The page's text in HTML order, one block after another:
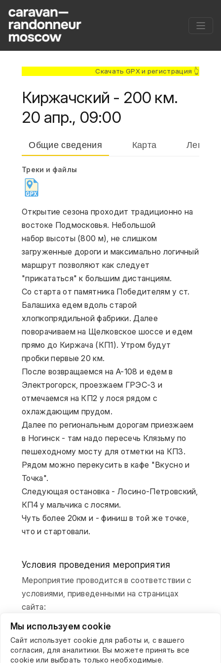
Скачать GPX и регистрация 👆
Киржачский - 200 км.
20 апр., 09:00
Общие сведения Карта
Треки и файлы
Открытие сезона проходит традиционно на
востоке Подмосковья. Небольшой
набор высоты (800 м), не слишком
загруженные дороги и максимально логичный
маршрут позволяют как следует
"прикататься" к большим дистанциям.
Со старта от памятника Победителям у ст.
Балашиха едем вдоль старой
хлопкопрядильной фабрики. Далее
поворачиваем на Щелковское шоссе и едем
прямо до Киржача (КП1). Утром будут
пробки первые 20 км.
После возвращаемся на А-108 и едем в
Электрогорск, проезжаем ГРЭС-3 и
отмечаемся на КП2 у лося рядом с
охлаждающим прудом.
Далее по региональным дорогам приезжаем
в Ногинск - там надо пересечь Клязьму по
пешеходному мосту для отметки на КП3.
Рядом можно перекусить в кафе "Вкусно и
Точка".
Следующая остановка - Лосино-Петровский,
КП4 у мальчика с лосями.
Чуть более 20км и - финиш в той же точке,
что и стартовали.
Условия проведения мероприятия
Мероприятие проводится в соответствии с
условиями, приведенными на страницах
сайта:
О клубе
Регистрация на заезд
Прохождение КП
Мы используем cookie
Сайт использует cookie для работы и, с вашего
согласия, для аналитики. Вы можете принять все
cookie или выбрать только необходимые.